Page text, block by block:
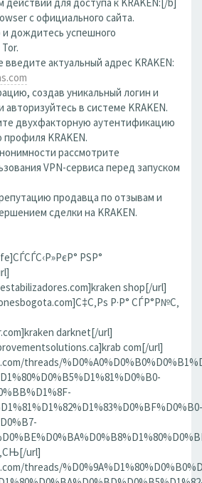
с официального сайта.
и дождитесь успешного
введите актуальный адрес KRAKEN:
создав уникальный логин и
в системе KRAKEN.
двухфакторную аутентификацию
профиля KRAKEN.
рассмотрите
VPN-сервиса перед запуском
продавца по отзывам и
сделки на KRAKEN.
РЅР°
shop[/url]
Р·Р° СЃР°Р№С‚
darknet[/url]
com[/url]
threads/
url]
threads/